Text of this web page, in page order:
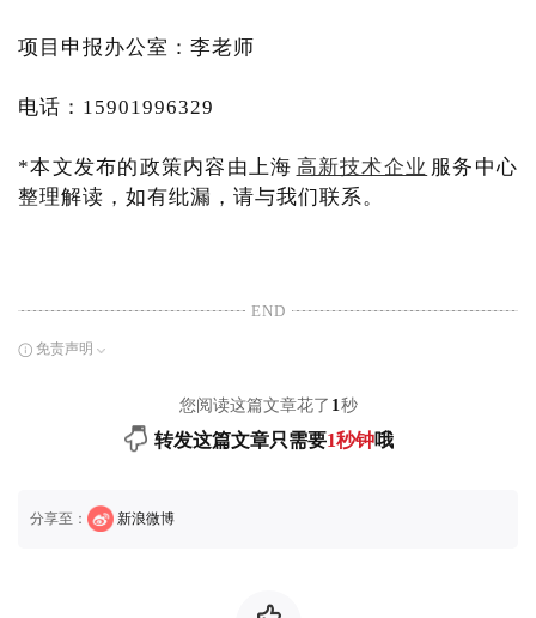
项目申报办公室：李老师
电话：15901996329
*本文发布的政策内容由上海 高新技术企业 服务中心
整理解读，如有纰漏，请与我们联系。
END
免责声明
您阅读这篇文章花了 1秒
转发这篇文章只需要1秒钟哦
分享至： 新浪微博